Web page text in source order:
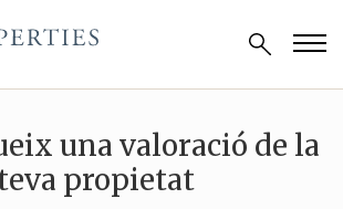
una valoració de la
propietat